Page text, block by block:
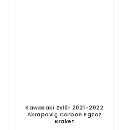
Kawasaki Zx10r 2021-2022
Akrapoviç Carbon Egzoz
Braket